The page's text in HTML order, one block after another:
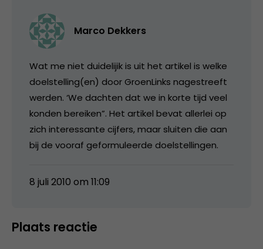
Marco Dekkers
Wat me niet duidelijik is uit het artikel is welke
doelstelling(en) door GroenLinks nagestreeft
werden. ‘We dachten dat we in korte tijd veel
konden bereiken”. Het artikel bevat allerlei op
zich interessante cijfers, maar sluiten die aan
bij de vooraf geformuleerde doelstellingen.
8 juli 2010 om 11:09
Plaats reactie